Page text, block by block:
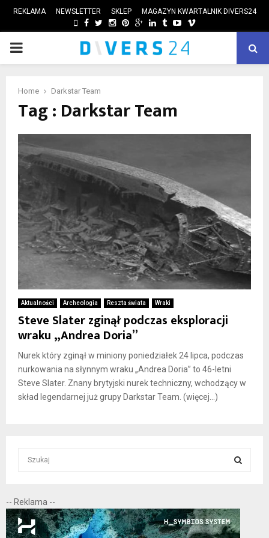
REKLAMA NEWSLETTER SKLEP MAGAZYN KWARTALNIK DIVERS24
FACEBOOK
TWITTER
INSTAGRAM
PINTEREST
GOOGLE
LINKEDIN
TUMBLRYOUTUBE
VIMEO
PRIMARY
Home Darkstar Team
Tag : Darkstar Team
Aktualności Archeologia Reszta świata Wraki
Steve Slater zginął podczas eksploracji
wraku „Andrea Doria”
Nurek który zginął w miniony poniedziałek 24 lipca, podczas
nurkowania na słynnym wraku „Andrea Doria” to 46-letni
Steve Slater. Znany brytyjski nurek techniczny, wchodzący w
skład legendarnej już grupy Darkstar Team. (więcej…)
c
h
f
E
A
-- Reklama --